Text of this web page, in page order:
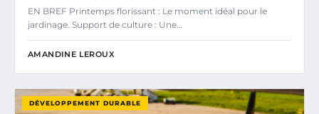
EN BREF Printemps florissant : Le moment idéal pour le
jardinage. Support de culture : Une…
AMANDINE LEROUX
DÉVELOPPEMENT DURABLE